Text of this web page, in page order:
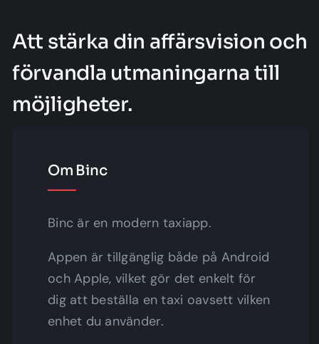
Att stärka din affärsvision och
förvandla utmaningarna till
möjligheter.
Om Binc
Binc är en modern taxiapp.
Appen är tillgänglig både på Android
och Apple, vilket gör det enkelt för
dig att beställa en taxi oavsett vilken
enhet du använder.